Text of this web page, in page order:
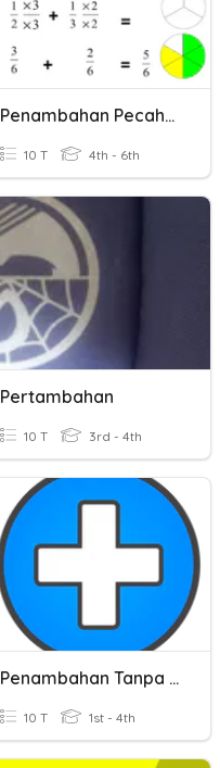
Penambahan Pecahan
10 T 4th - 6th
Pertambahan
10 T 3rd - 4th
Penambahan Tanpa Pengumpulan Semula Dalam Lingkungan 50
10 T 1st - 4th